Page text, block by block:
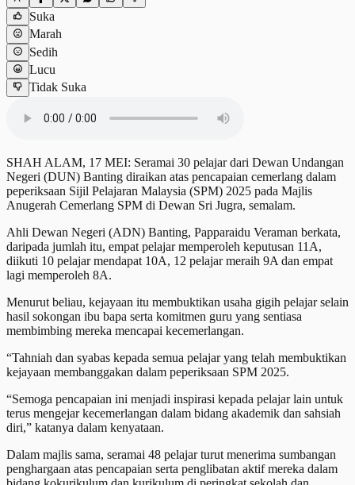
Suka
Marah
Sedih
Lucu
Tidak Suka
SHAH ALAM, 17 MEI: Seramai 30 pelajar dari Dewan Undangan
Negeri (DUN) Banting diraikan atas pencapaian cemerlang dalam
peperiksaan Sijil Pelajaran Malaysia (SPM) 2025 pada Majlis
Anugerah Cemerlang SPM di Dewan Sri Jugra, semalam.
Ahli Dewan Negeri (ADN) Banting, Papparaidu Veraman berkata,
daripada jumlah itu, empat pelajar memperoleh keputusan 11A,
diikuti 10 pelajar mendapat 10A, 12 pelajar meraih 9A dan empat
lagi memperoleh 8A.
Menurut beliau, kejayaan itu membuktikan usaha gigih pelajar selain
hasil sokongan ibu bapa serta komitmen guru yang sentiasa
membimbing mereka mencapai kecemerlangan.
“Tahniah dan syabas kepada semua pelajar yang telah membuktikan
kejayaan membanggakan dalam peperiksaan SPM 2025.
“Semoga pencapaian ini menjadi inspirasi kepada pelajar lain untuk
terus mengejar kecemerlangan dalam bidang akademik dan sahsiah
diri,” katanya dalam kenyataan.
Dalam majlis sama, seramai 48 pelajar turut menerima sumbangan
penghargaan atas pencapaian serta penglibatan aktif mereka dalam